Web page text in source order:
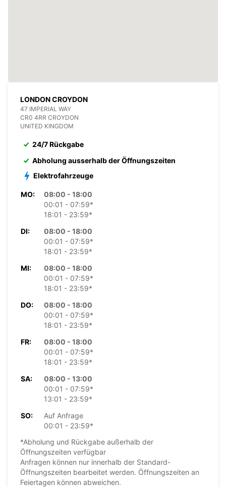
LONDON CROYDON
47 IMPERIAL WAY
CR0 4RR CROYDON
UNITED KINGDOM
24/7 Rückgabe
Abholung ausserhalb der Öffnungszeiten
Elektrofahrzeuge
MO:
08:00 - 18:00
00:01 - 07:59*
18:01 - 23:59*
DI:
08:00 - 18:00
00:01 - 07:59*
18:01 - 23:59*
MI:
08:00 - 18:00
00:01 - 07:59*
18:01 - 23:59*
DO:
08:00 - 18:00
00:01 - 07:59*
18:01 - 23:59*
FR:
08:00 - 18:00
00:01 - 07:59*
18:01 - 23:59*
SA:
08:00 - 13:00
00:01 - 07:59*
13:01 - 23:59*
SO:
Auf Anfrage
00:01 - 23:59*
*Abholung und Rückgabe außerhalb der
Öffnungszeiten verfügbar
Anfragen können nur innerhalb der Standard-
Öffnungszeiten bearbeitet werden. Öffnungszeiten an
Feiertagen können abweichen.